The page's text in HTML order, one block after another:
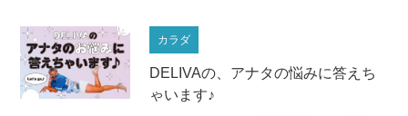
カラダ
DELIVAの、アナタの悩みに答えち
ゃいます♪